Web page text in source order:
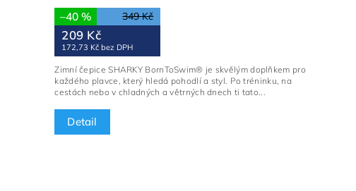
349 Kč
–40 %
209 Kč
172,73 Kč bez DPH
Detail
Zimní čepice SHARKY BornToSwim® je skvělým doplňkem pro
každého plavce, který hledá pohodlí a styl. Po tréninku, na
cestách nebo v chladných a větrných dnech ti tato...